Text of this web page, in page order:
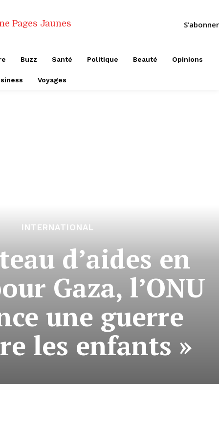
S’abonner
Buzz Santé Politique Beauté Opinions
Voyages
INTERNATIONAL
d’aides en
Gaza, l’ONU
une guerre
les enfants »